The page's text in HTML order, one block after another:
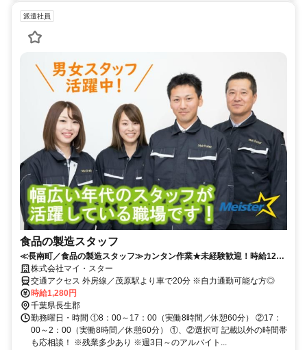
派遣社員
食品の製造スタッフ
≪長南町／食品の製造スタッフ≫カンタン作業★未経験歓迎！時給1280
円！60歳位迄の男女活躍中♪
株式会社マイ・スター
交通アクセス 外房線／茂原駅より車で20分 ※自力通勤可能な方◎
時給1,280円
千葉県長生郡
勤務曜日・時間 ①8：00～17：00（実働8時間／休憩60分） ②17：
00～2：00（実働8時間／休憩60分） ①、②選択可 記載以外の時間帯
も応相談！ ※残業多少あり ※週3日～のアルバイト...